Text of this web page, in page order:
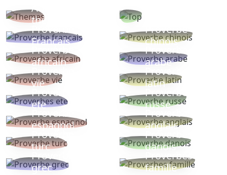
Autres
thèmes
Proverbe
Français
Proverbe
chinois
Proverbe
africain
Proverbe
arabe
Proverbe
vie
Proverbe
latin
Proverbes
ete
Proverbe
russe
Proverbe
espagnol
Proverbe
anglais
Proverbe
turc
Proverbe
danois
Proverbe
grec
Proverbes
famille